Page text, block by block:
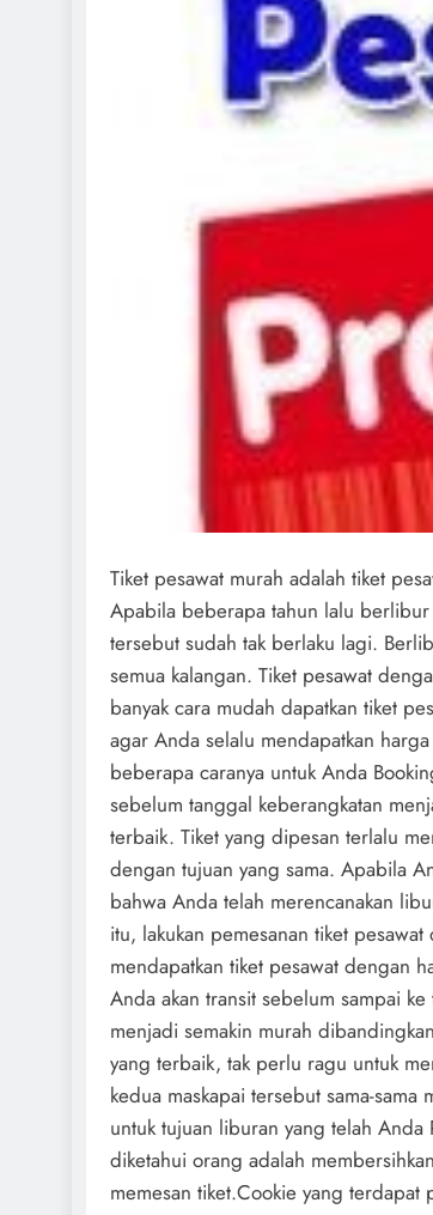
Tiket pesawat murah adalah tiket
Apabila beberapa tahun lalu
tersebut sudah tak berlaku lagi.
semua kalangan. Tiket pesawat
banyak cara mudah dapatkan tiket
agar Anda selalu mendapatkan
beberapa caranya untuk Anda
sebelum tanggal keberangkatan
terbaik. Tiket yang dipesan terlalu
dengan tujuan yang sama. Apabila
bahwa Anda telah merencanakan
itu, lakukan pemesanan tiket
mendapatkan tiket pesawat dengan
Anda akan transit sebelum sampai
menjadi semakin murah
yang terbaik, tak perlu ragu untuk
kedua maskapai tersebut sama-
untuk tujuan liburan yang telah Anda
diketahui orang adalah
memesan tiket.Cookie yang